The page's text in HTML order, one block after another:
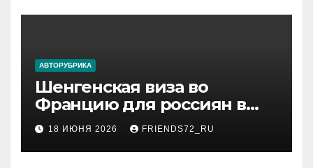
АВТОРУБРИКА
Шенгенская виза во
Францию для россиян в
2026 году: сроки от 3 дней
и список необходимых
документов
18 ИЮНЯ 2026 FRIENDS72_RU